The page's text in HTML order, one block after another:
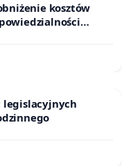
kosztów
i sędziów
legislacyjnych